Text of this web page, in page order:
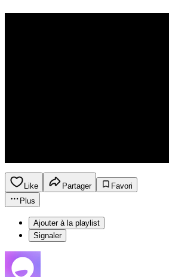
Like Partager
Favori
Plus
Ajouter à la playlist
Signaler